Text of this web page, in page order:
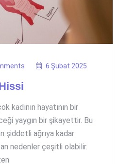
6 Şubat 2025
kadının hayatının bir
yaygın bir şikayettir. Bu
şiddetli ağrıya kadar
nedenler çeşitli olabilir.